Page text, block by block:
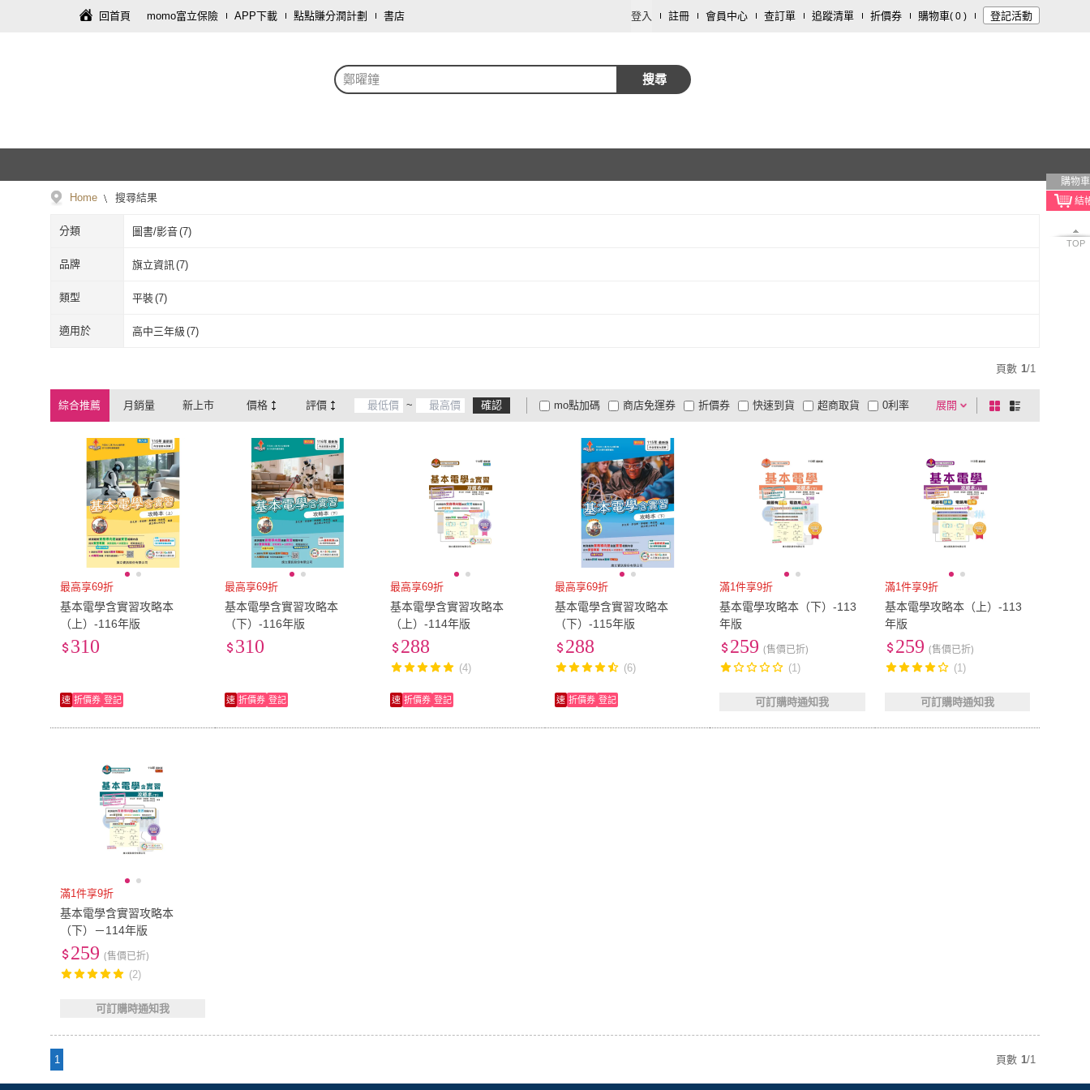
回首頁 momo富立保險 APP下載 點點賺分潤計劃 書店 登入 註冊 會員中心 查訂單 追蹤清單 折價券 購物車( 0 ) 登記活動
鄭曜鐘 搜尋
購物車
TOP
Home 搜尋結果
分類 圖書/影音(7)
品牌 旗立資訊 (7)
旗立資訊
類型 平裝(7)
平裝(7)
適用於 高中三年級 (7)
頁數 1/1
綜合推薦 月銷量 新上市 價格 評價 ~ 確認 展開
折價券
有影片
商品有量 電視購物
mo點加碼 快速到貨 超商取貨
低溫宅配
大家電安心配
大家電快配
定期配/分次配
商店免運券 0利率
及以上 及以上
棋
盤
列
最高享69折
基本電學含實習攻略本
（上）-116年版
310
速 折價券 登記
最高享69折
基本電學含實習攻略本
（下）-116年版
310
速 折價券 登記
最高享69折
基本電學含實習攻略本
（上）-114年版
288
(4)
速 折價券 登記
最高享69折
基本電學含實習攻略本
（下）-115年版
288
(6)
速 折價券 登記
滿1件享9折
基本電學攻略本（下）-113
年版
259 (售價已折)
(1)
可訂購時通知我
滿1件享9折
基本電學攻略本（上）-113
年版
259 (售價已折)
(1)
可訂購時通知我
滿1件享9折
基本電學含實習攻略本
（下）－114年版
259 (售價已折)
(2)
可訂購時通知我
1 頁數 1/1